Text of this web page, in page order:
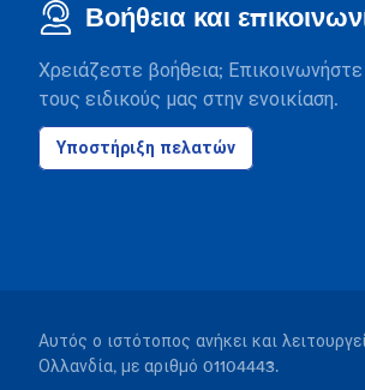
Βοήθεια και
Χρειάζεστε βοήθεια;
τους ειδικούς μας στην ενοικίαση.
Υποστήριξη πελατών
Αυτός ο ιστότοπος ανήκει και
Ολλανδία, με αριθμό 01104443.